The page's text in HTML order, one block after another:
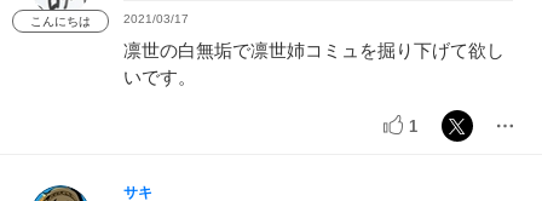
こんにちは 2021/03/17
凛世の白無垢で凛世姉コミュを掘り下げて欲し
いです。
1
サキ